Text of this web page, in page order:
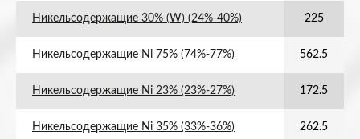
Никельсодержащие 30% (W) (24%-40%) 225
Никельсодержащие Ni 75% (74%-77%) 562.5
Никельсодержащие Ni 23% (23%-27%) 172.5
Никельсодержащие Ni 35% (33%-36%) 262.5